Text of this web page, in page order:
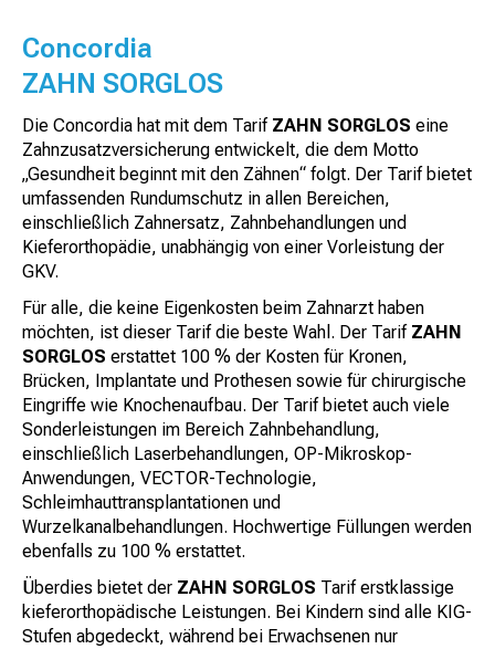
Concordia
ZAHN SORGLOS
Die Concordia hat mit dem Tarif ZAHN SORGLOS eine
Zahnzusatzversicherung entwickelt, die dem Motto
„Gesundheit beginnt mit den Zähnen“ folgt. Der Tarif bietet
umfassenden Rundumschutz in allen Bereichen,
einschließlich Zahnersatz, Zahnbehandlungen und
Kieferorthopädie, unabhängig von einer Vorleistung der
GKV.
Für alle, die keine Eigenkosten beim Zahnarzt haben
möchten, ist dieser Tarif die beste Wahl. Der Tarif ZAHN
SORGLOS erstattet 100 % der Kosten für Kronen,
Brücken, Implantate und Prothesen sowie für chirurgische
Eingriffe wie Knochenaufbau. Der Tarif bietet auch viele
Sonderleistungen im Bereich Zahnbehandlung,
einschließlich Laserbehandlungen, OP-Mikroskop-
Anwendungen, VECTOR-Technologie,
Schleimhauttransplantationen und
Wurzelkanalbehandlungen. Hochwertige Füllungen werden
ebenfalls zu 100 % erstattet.
Überdies bietet der ZAHN SORGLOS Tarif erstklassige
kieferorthopädische Leistungen. Bei Kindern sind alle KIG-
Stufen abgedeckt, während bei Erwachsenen nur